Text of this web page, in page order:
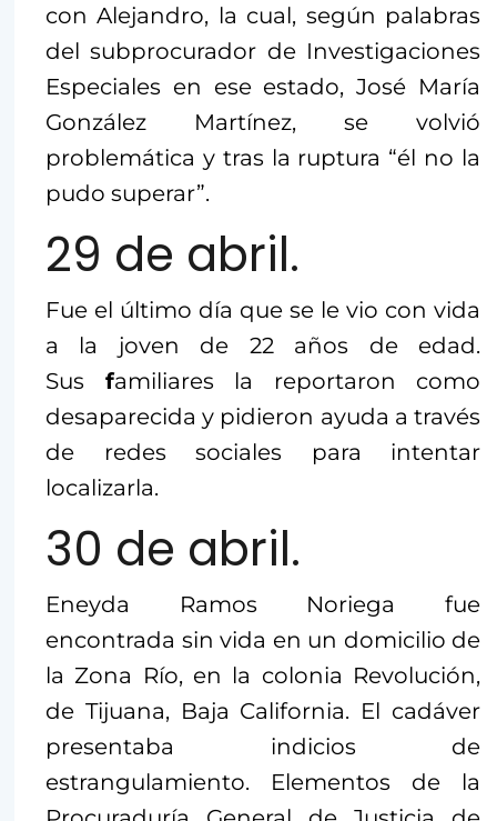
con Alejandro, la cual, según palabras
del subprocurador de Investigaciones
Especiales en ese estado, José María
González Martínez, se volvió
problemática y tras la ruptura “él no la
pudo superar”.
29 de abril.
Fue el último día que se le vio con vida
a la joven de 22 años de edad.
Sus familiares la reportaron como
desaparecida y pidieron ayuda a través
de redes sociales para intentar
localizarla.
30 de abril.
Eneyda Ramos Noriega fue
encontrada sin vida en un domicilio de
la Zona Río, en la colonia Revolución,
de Tijuana, Baja California. El cadáver
presentaba indicios de
estrangulamiento. Elementos de la